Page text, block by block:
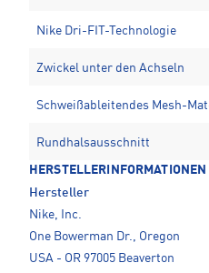
Nike Dri-FIT-Technologie
Zwickel unter den Achseln
Schweißableitendes Mesh-
Rundhalsausschnitt
HERSTELLERINFORMATIONEN
Hersteller
Nike, Inc.
One Bowerman Dr., Oregon
USA - OR 97005 Beaverton